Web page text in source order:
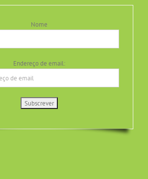
Nome
Endereço de email: